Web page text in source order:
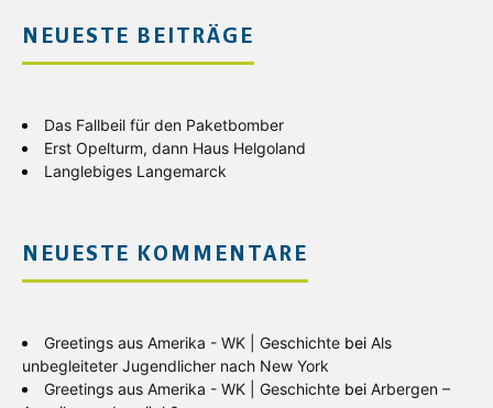
NEUESTE BEITRÄGE
Das Fallbeil für den Paketbomber
Erst Opelturm, dann Haus Helgoland
Langlebiges Langemarck
NEUESTE KOMMENTARE
Greetings aus Amerika - WK | Geschichte bei Als
unbegleiteter Jugendlicher nach New York
Greetings aus Amerika - WK | Geschichte bei Arbergen –